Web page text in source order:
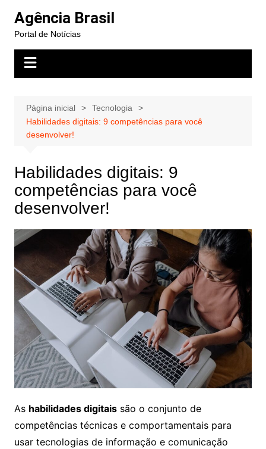
para
conteúdo
Agência Brasil
Portal de Notícias
Página inicial
Tecnologia
Habilidades digitais: 9 competências para você
desenvolver!
Habilidades digitais: 9
competências para você
desenvolver!
As habilidades digitaissão o conjunto de
competências técnicas e comportamentais para
usar tecnologias de informação e comunicação